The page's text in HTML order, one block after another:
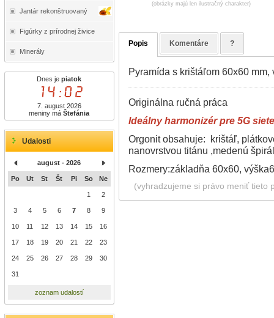
Jantár rekonštruovaný
Figúrky z prírodnej živice
Minerály
Dnes jepiatok
14:02
7. august 2026
meniny máŠtefánia
Udalosti
august - 2026
Po Ut St Št Pi So Ne
1 2
3 4 5 6 7 8 9
10 11 12 13 14 15 16
17 18 19 20 21 22 23
24 25 26 27 28 29 30
31
zoznam udalostí
(obrázky majú len ilustračný charakter)
Popis Komentáre ?
Pyramída s krištáľom 60x60 mm,
Originálna ručná práca
Ideálny harmonizér pre 5G
Orgonit obsahuje: krištáľ,
nanovrstvou titánu ,medenú
Rozmery:základňa 60x60,
(vyhradzujeme si právo meniť tieto